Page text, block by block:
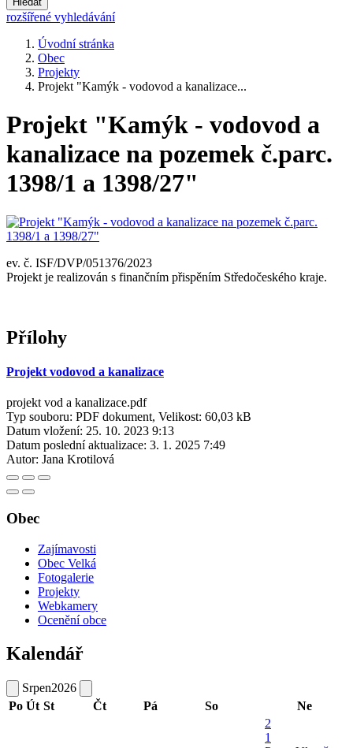
rozšířené vyhledávání
Úvodní stránka
Obec
Projekty
Projekt "Kamýk - vodovod a kanalizace...
Projekt "Kamýk - vodovod a
kanalizace na pozemek č.parc.
1398/1 a 1398/27"
ev. č. ISF/DVP/051376/2023
Projekt je realizován s finančním přispěním Středočeského kraje.
Přílohy
Projekt vodovod a kanalizace
projekt vod a kanalizace.pdf
Typ souboru: PDF dokument, Velikost: 60,03 kB
Datum vložení: 25. 10. 2023 9:13
Datum poslední aktualizace: 3. 1. 2025 7:49
Autor: Jana Krotilová
Obec
Zajímavosti
Obec Velká
Fotogalerie
Projekty
Webkamery
Ocenění obce
Kalendář
Srpen2026
Po Út St Čt Pá So
Ne
2
1